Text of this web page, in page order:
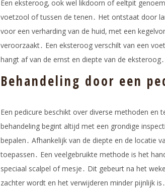
Een eksteroog‚ ook wel likdoorn of eeltpit
voetzool of tussen de tenen․ Het ontstaat door
voor een verharding van de huid‚ met een
veroorzaakt․ Een eksteroog verschilt van een
hangt af van de ernst en diepte van de eksteroog․
Behandeling door een
Een pedicure beschikt over diverse methoden
behandeling begint altijd met een grondige
bepalen․ Afhankelijk van de diepte en de locatie
toepassen․ Een veelgebruikte methode is het
speciaal scalpel of mesje․ Dit gebeurt na het
zachter wordt en het verwijderen minder pijnlijk